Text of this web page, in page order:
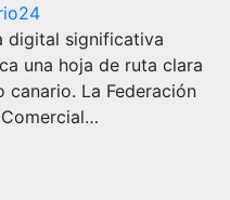
digital significativa
una hoja de ruta clara
La Federación